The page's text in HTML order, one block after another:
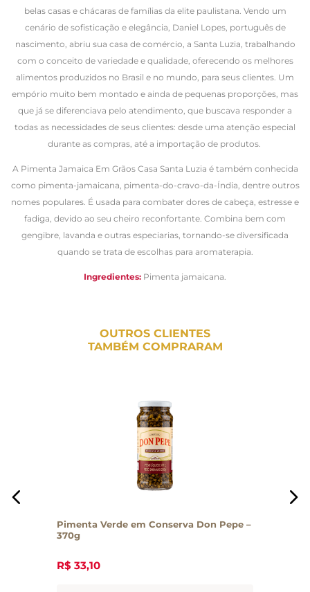
belas casas e chácaras de famílias da elite paulistana. Vendo um
cenário de sofisticação e elegância, Daniel Lopes, português de
nascimento, abriu sua casa de comércio, a Santa Luzia, trabalhando
com o conceito de variedade e qualidade, oferecendo os melhores
alimentos produzidos no Brasil e no mundo, para seus clientes. Um
empório muito bem montado e ainda de pequenas proporções, mas
que já se diferenciava pelo atendimento, que buscava responder a
todas as necessidades de seus clientes: desde uma atenção especial
durante as compras, até a importação de produtos.
A Pimenta Jamaica Em Grãos Casa Santa Luzia é também conhecida
como pimenta-jamaicana, pimenta-do-cravo-da-Índia, dentre outros
nomes populares. É usada para combater dores de cabeça, estresse e
fadiga, devido ao seu cheiro reconfortante. Combina bem com
gengibre, lavanda e outras especiarias, tornando-se diversificada
quando se trata de escolhas para aromaterapia.
Ingredientes: Pimenta jamaicana.
OUTROS CLIENTES
TAMBÉM COMPRARAM
Pimenta Verde em Conserva Don Pepe –
370g
R$ 33,10